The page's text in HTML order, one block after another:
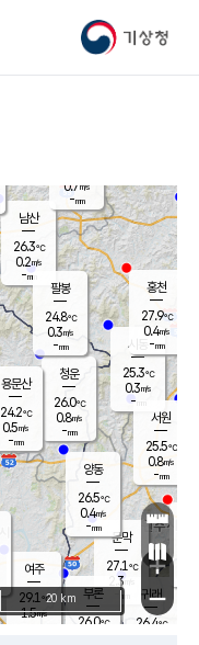
기상청
문막
27.1℃
2.3m/s
mm
부론
26.0℃
남산
26.3℃
0.2m/s
-mm
청운
26.0℃
0.8m/s
-mm
팔봉
24.8℃
0.3m/s
-mm
여주
29.1℃
1.5m/s
양동
26.5℃
0.4m/s
-mm
시동
25.3℃
0.3m/s
- mm
귀래
26.4℃
서원
25.5℃
0.8m/s
-mm
용문산
24.2℃
0.5m/s
-mm
홍천
27.9℃
0.4m/s
-mm
0.7 m/s
-mm
+
−
20 km